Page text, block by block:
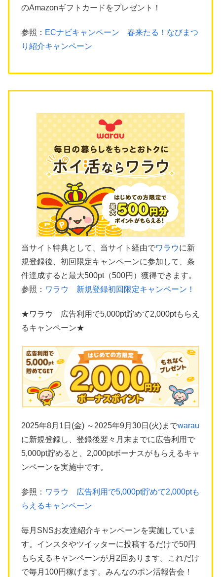
のAmazonギフトカードをプレゼント！
参照： ECナビキャンペーン 春来たる！なびまつ
り紹介キャンペーン
当サイト特典として、当サイト経由でワラウに新
規登録後、初回限定キャンペーンに参加して、条
件達成すると最大500pt（500円）獲得できます。
参照： ワラウ 新規登録初回限定キャンペーン！
★ワラウ 広告利用で5,000pt貯めて2,000ptもらえ
るキャンペーン★
2025年8月1日(金) ～2025年9月30日(火)までwarau
に新規登録し、登録後翌々月末までに広告利用で
5,000pt貯めると、2,000ptボーナスがもらえるキャ
ンペーンを実施中です。
参照： ワラウ 広告利用で5,000pt貯めて2,000ptも
らえるキャンペーン
毎月SNSお友達紹介キャンペーンを実施していま
す。インスタやツイッターに投稿するだけで50円
もらえるキャンペーンが月2回あります。これだけ
で毎月100円稼げます。みんなのポン活報告会！